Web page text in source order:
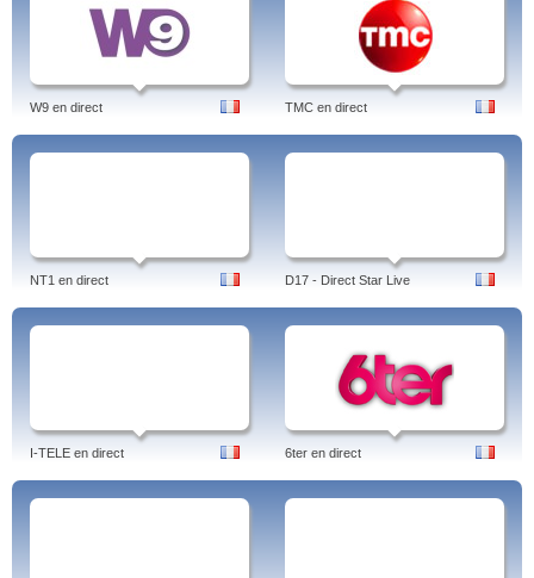
W9 en direct TMC en direct
NT1 en direct D17 - Direct Star Live
I-TELE en direct 6ter en direct